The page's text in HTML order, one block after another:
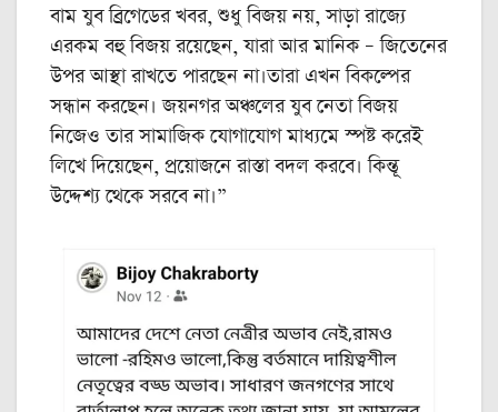
বাম যুব ব্রিগেডের খবর, শুধু বিজয় নয়, সাড়া রাজ্যে
এরকম বহু বিজয় রয়েছেন, যারা আর মানিক – জিতেনের
উপর আস্থা রাখতে পারছেন না।তারা এখন বিকল্পের
সন্ধান করছেন। জয়নগর অঞ্চলের যুব নেতা বিজয়
নিজেও তার সামাজিক যোগাযোগ মাধ্যমে স্পষ্ট করেই
লিখে দিয়েছেন, প্রয়োজনে রাস্তা বদল করবে। কিন্তূ
উদ্দেশ্য থেকে সরবে না।”